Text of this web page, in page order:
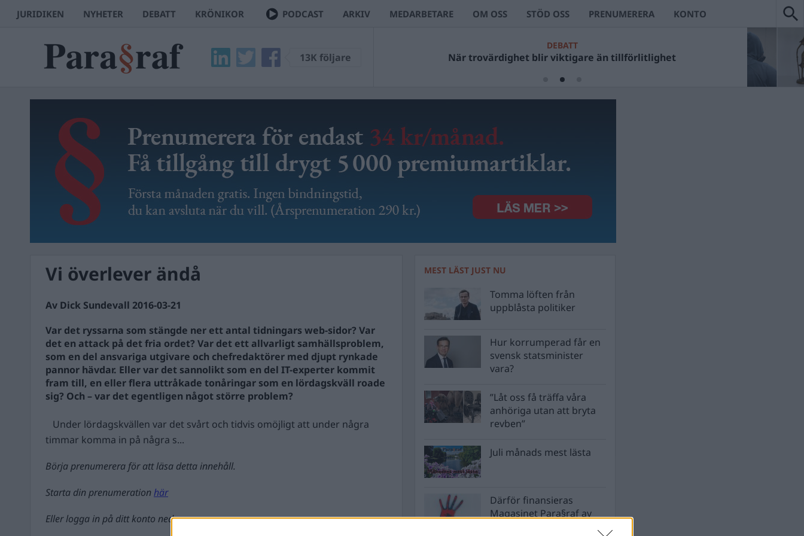
JURIDIKEN NYHETER DEBATT KRÖNIKOR PODCAST ARKIV MEDARBETARE OM OSS STÖD OSS PRENUMERERA KONTO
13K följare
DEBATT
När trovärdighet blir viktigare än tillförlitlighet
Vi överlever ändå
Av Dick Sundevall 2016-03-21
Var det ryssarna som stängde ner ett antal tidningars web-sidor? Var
det en attack på det fria ordet? Var det ett allvarligt samhällsproblem,
som en del ansvariga utgivare och chefredaktörer med djupt rynkade
pannor hävdar. Eller var det sannolikt som en del IT-experter kommit
fram till, en eller flera uttråkade tonåringar som en lördagskväll roade
sig? Och – var det egentligen något större problem?
Under lördagskvällen var det svårt och tidvis omöjligt att under några
timmar komma in på några s...
Börja prenumerera för att läsa detta innehåll.
Starta din prenumerationhär
Eller logga in på ditt konto nedan:
MEST LÄST JUST NU
Tomma löften från
uppblåsta politiker
Hur korrumperad får en
svensk statsminister
vara?
”Låt oss få träffa våra
anhöriga utan att bryta
revben”
Juli månads mest lästa
Därför finansieras
Magasinet Para§raf av